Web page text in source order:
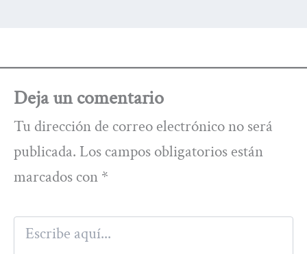
Deja un comentario
Tu dirección de correo electrónico no será
publicada. Los campos obligatorios están
marcados con *
aquí...